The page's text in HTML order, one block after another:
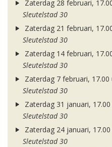
Zaterdag 28 februari,
Sleutelstad 30
Zaterdag 21 februari,
Sleutelstad 30
Zaterdag 14 februari,
Sleutelstad 30
Zaterdag 7 februari, 17.00
Sleutelstad 30
Zaterdag 31 januari,
Sleutelstad 30
Zaterdag 24 januari,
Sleutelstad 30